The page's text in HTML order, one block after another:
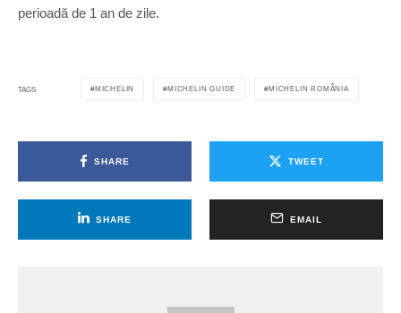
perioadă de 1 an de zile.
TAGS MICHELIN MICHELIN GUIDE MICHELIN ROMÂNIA
SHARE TWEET
SHARE EMAIL